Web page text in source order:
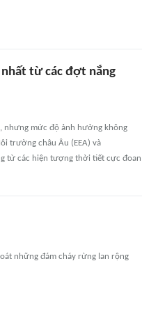
nhất từ các đợt nắng
nhưng mức độ ảnh hưởng không
trường châu Âu (EEA) và
từ các hiện tượng thời tiết cực đoan
những đám cháy rừng lan rộng